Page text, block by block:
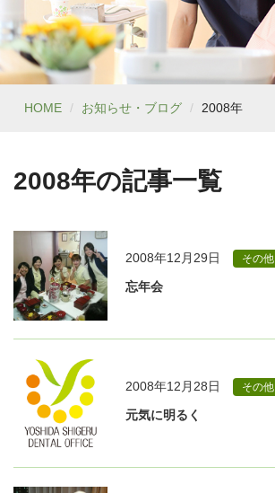
HOME お知らせ・ブログ 2008年
2008年の記事一覧
2008年12月29日 その他
忘年会
2008年12月28日 その他
元気に明るく